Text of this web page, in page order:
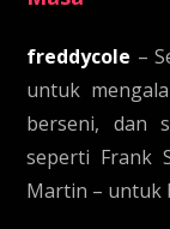
freddycole –
untuk
berseni, dan
seperti Frank
Martin – untuk